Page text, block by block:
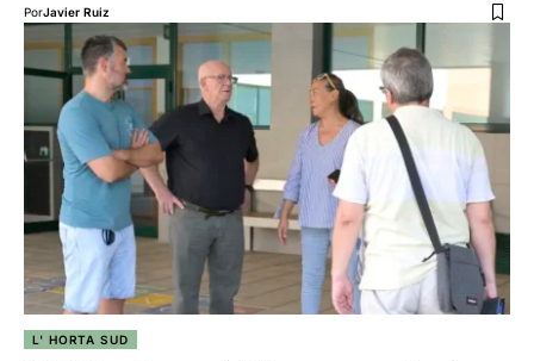
PorJavier Ruiz
L' HORTA SUD